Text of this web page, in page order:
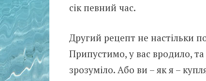
сік певний час.
Другий рецепт не настільки
Припустимо, у вас вродило,
зрозуміло. Або ви – як я –